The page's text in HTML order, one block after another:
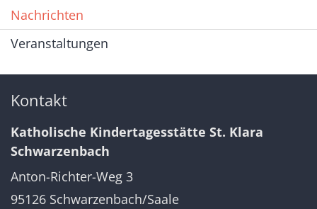
Nachrichten
Veranstaltungen
Kontakt
Katholische Kindertagesstätte St. Klara
Schwarzenbach
Anton-Richter-Weg 3
95126 Schwarzenbach/Saale